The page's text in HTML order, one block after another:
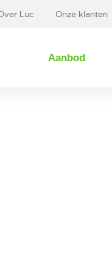
Luc Onze klanten
Aanbod